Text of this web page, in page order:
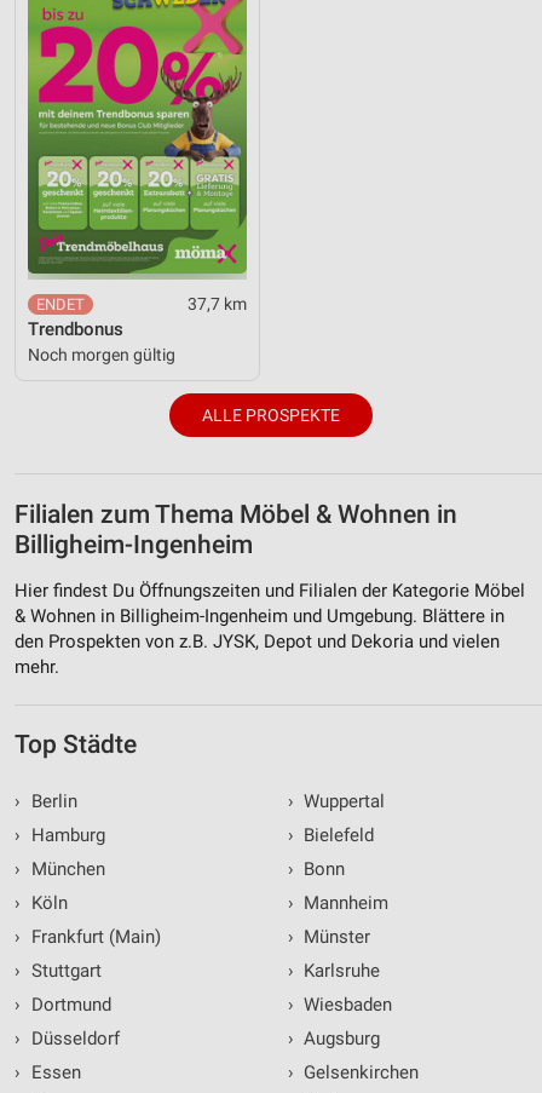
37,7 km
Trendbonus
Noch morgen gültig
ALLE PROSPEKTE
Filialen zum Thema Möbel & Wohnen in
Billigheim-Ingenheim
Hier findest Du Öffnungszeiten und Filialen der Kategorie Möbel
& Wohnen in Billigheim-Ingenheim und Umgebung. Blättere in
den Prospekten von z.B. JYSK, Depot und Dekoria und vielen
mehr.
Top Städte
›
Berlin
›
Hamburg
›
München
›
Köln
›
Frankfurt (Main)
› Stuttgart
›
Dortmund
›
Düsseldorf
›
Essen
› Wuppertal
› Bielefeld
› Bonn
› Mannheim
› Münster
› Karlsruhe
› Wiesbaden
› Augsburg
› Gelsenkirchen